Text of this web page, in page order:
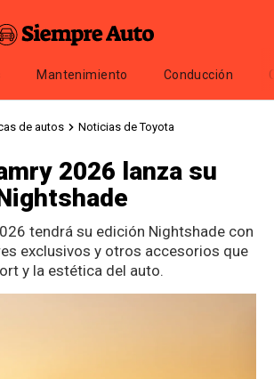
Mantenimiento Conducción
de autos Noticias de Toyota
2026 lanza su
tendrá su edición Nightshade con
exclusivos y otros accesorios que
y la estética del auto.